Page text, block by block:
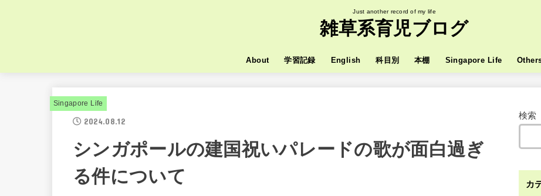
Just another record of my life
雑草系育児ブログ
About 学習記録 English 科目別 本棚 Singapore Life
Singapore Life
2024.08.12
シンガポールの建国祝いパレードの歌が面白過ぎ
る件について
検索
カ